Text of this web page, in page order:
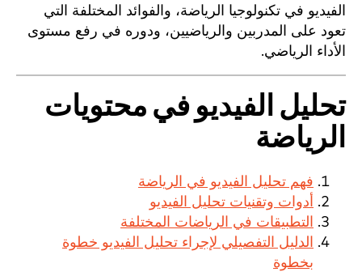
الفيديو في تكنولوجيا الرياضة، والفوائد المختلفة التي
تعود على المدربين والرياضيين، ودوره في رفع مستوى
الأداء الرياضي.
تحليل الفيديو في محتويات
الرياضة
فهم تحليل الفيديو في الرياضة
أدوات وتقنيات تحليل الفيديو
التطبيقات في الرياضات المختلفة
الدليل التفصيلي لإجراء تحليل الفيديو خطوة
بخطوة